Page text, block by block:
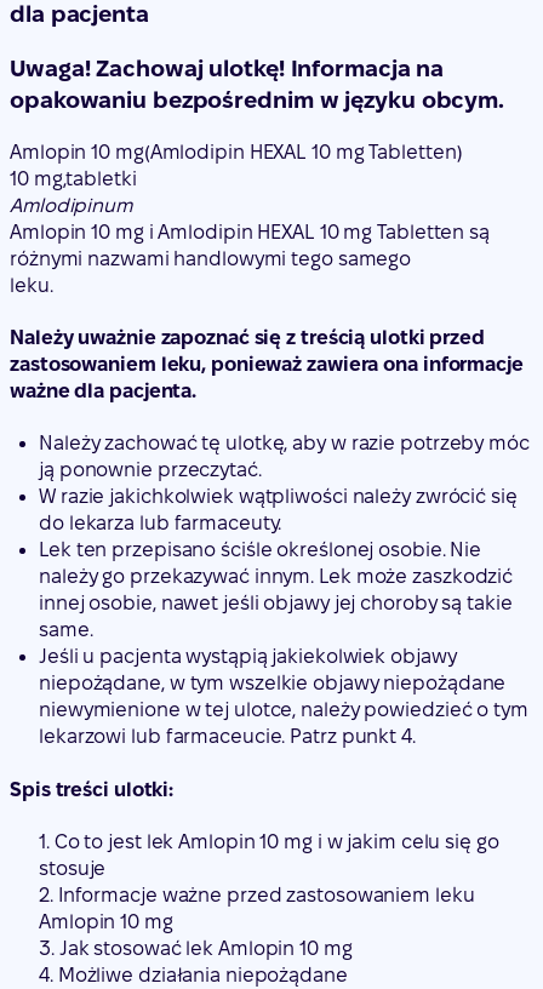
dla pacjenta
Uwaga! Zachowaj ulotkę! Informacja na
opakowaniu bezpośrednim w języku obcym.
Amlopin 10 mg(Amlodipin HEXAL 10 mg Tabletten)
10 mg,tabletki
Amlodipinum
Amlopin 10 mg i Amlodipin HEXAL 10 mg Tabletten są
różnymi nazwami handlowymi tego samego
leku.
Należy uważnie zapoznać się z treścią ulotki przed
zastosowaniem leku, ponieważ zawiera ona informacje
ważne dla pacjenta.
Należy zachować tę ulotkę, aby w razie potrzeby móc
ją ponownie przeczytać.
W razie jakichkolwiek wątpliwości należy zwrócić się
do lekarza lub farmaceuty.
Lek ten przepisano ściśle określonej osobie. Nie
należy go przekazywać innym. Lek może zaszkodzić
innej osobie, nawet jeśli objawy jej choroby są takie
same.
Jeśli u pacjenta wystąpią jakiekolwiek objawy
niepożądane, w tym wszelkie objawy niepożądane
niewymienione w tej ulotce, należy powiedzieć o tym
lekarzowi lub farmaceucie. Patrz punkt 4.
Spis treści ulotki:
1. Co to jest lek Amlopin 10 mg i w jakim celu się go
stosuje
2. Informacje ważne przed zastosowaniem leku
Amlopin 10 mg
3. Jak stosować lek Amlopin 10 mg
4. Możliwe działania niepożądane